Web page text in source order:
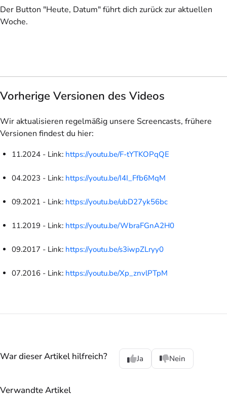
Der Button "Heute, Datum" führt dich zurück zur aktuellen
Woche.
Vorherige Versionen des Videos
Wir aktualisieren regelmäßig unsere Screencasts, frühere
Versionen findest du hier:
11.2024 - Link: https://youtu.be/F-tYTKOPqQE
04.2023 - Link: https://youtu.be/I4I_Ffb6MqM
09.2021 - Link: https://youtu.be/ubD27yk56bc
11.2019 - Link: https://youtu.be/WbraFGnA2H0
09.2017 - Link: https://youtu.be/s3iwpZLryy0
07.2016 - Link: https://youtu.be/Xp_znvlPTpM
War dieser Artikel hilfreich? Ja Nein
Verwandte Artikel